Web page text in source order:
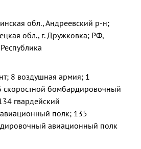
обл., Андреевский р-н;
обл., г. Дружковка; РФ,
8 воздушная армия; 1
скоростной бомбардировочный
гвардейский
полк; 135
авиационный полк